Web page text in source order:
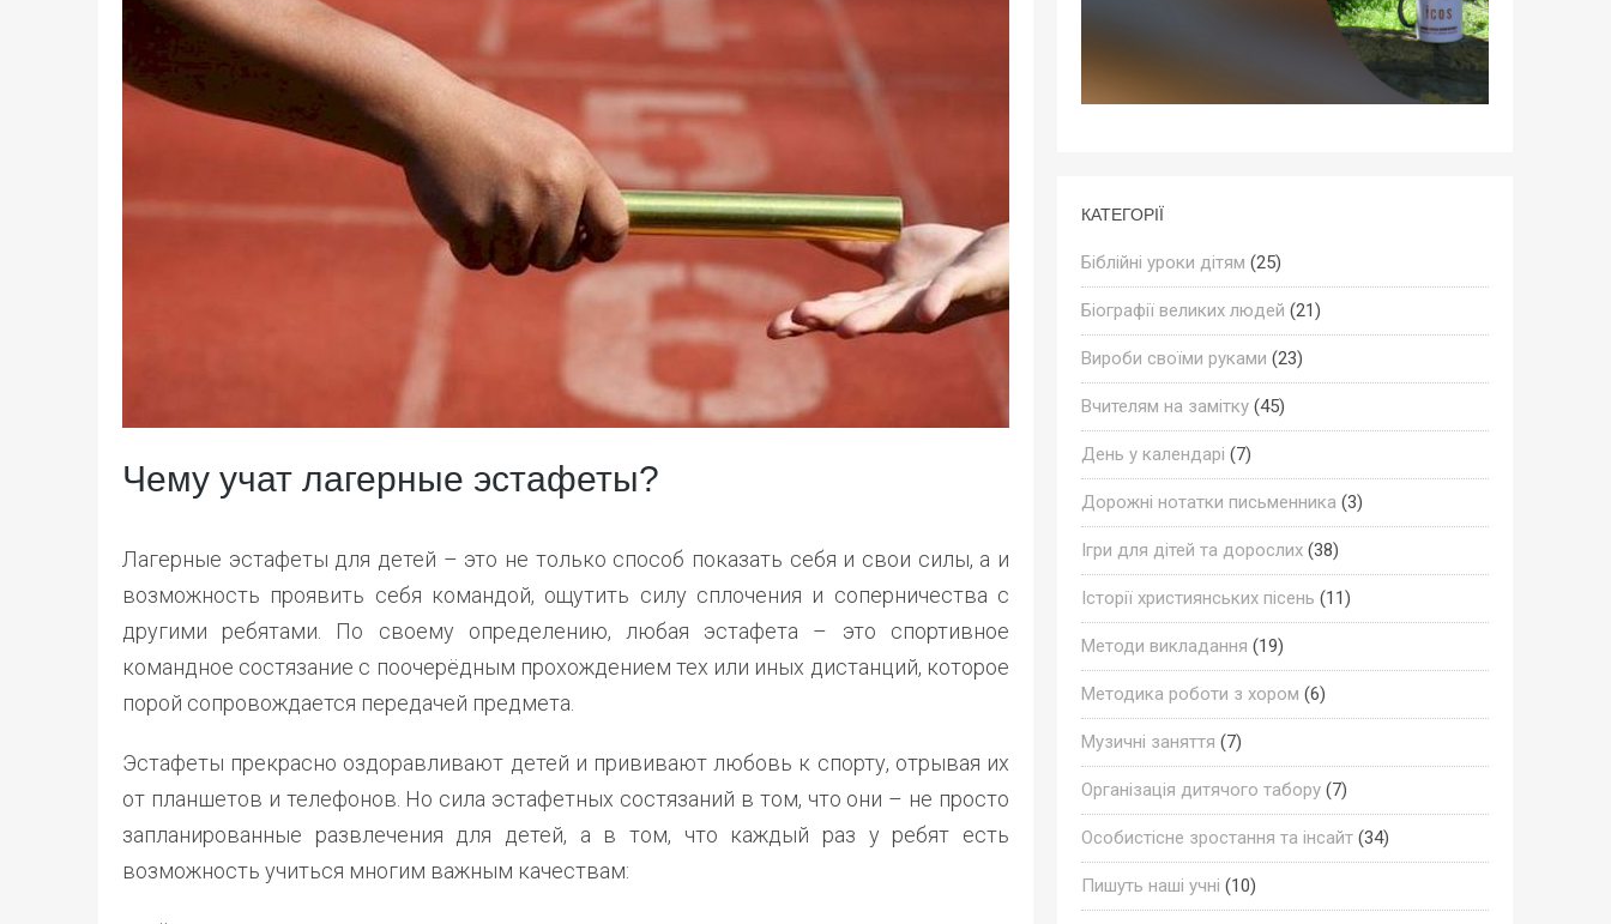
Чему учат лагерные эстафеты?
Лагерные эстафеты для детей – это не только способ показать себя и свои силы, а и
возможность проявить себя командой, ощутить силу сплочения и соперничества с
другими ребятами. По своему определению, любая эстафета – это спортивное
командное состязание с поочерёдным прохождением тех или иных дистанций, которое
порой сопровождается передачей предмета.
Эстафеты прекрасно оздоравливают детей и прививают любовь к спорту, отрывая их
от планшетов и телефонов. Но сила эстафетных состязаний в том, что они – не просто
запланированные развлечения для детей, а в том, что каждый раз у ребят есть
возможность учиться многим важным качествам:
КАТЕГОРІЇ
Біблійні уроки дітям (25)
Біографії великих людей (21)
Вироби своїми руками (23)
Вчителям на замітку(45)
День у календарі (7)
Дорожні нотатки письменника (3)
Ігри для дітей та дорослих(38)
Історії християнських пісень (11)
Методи викладання (19)
Методика роботи з хором (6)
Музичні заняття (7)
Організація дитячого табору(7)
Особистісне зростання та інсайт(34)
Пишуть наші учні (10)